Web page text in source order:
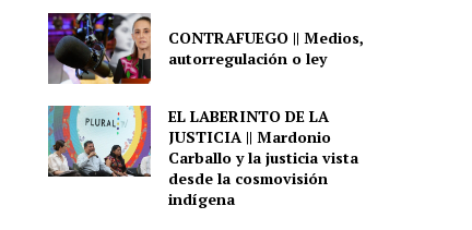
CONTRAFUEGO || Medios,
autorregulación o ley
EL LABERINTO DE LA
JUSTICIA || Mardonio
Carballo y la justicia vista
desde la cosmovisión
indígena